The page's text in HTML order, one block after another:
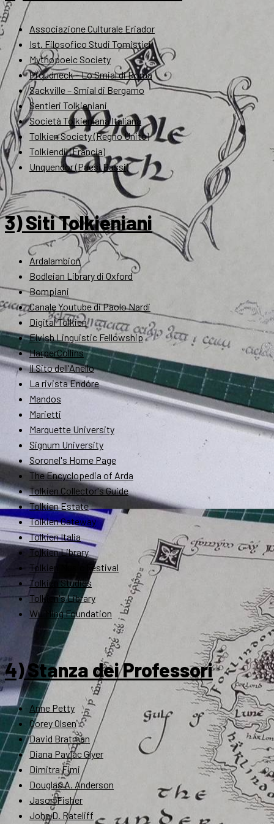
Associazione Culturale Eriador
Ist. Filosofico Studi Tomistici
Mythopoeic Society
Proudneck – Lo Smial di Roma
Sackville – Smial di Bergamo
Sentieri Tolkieniani
Società Tolkieniana Italiana
Tolkien Society (Regno Unito)
Tolkiendil (Francia)
Unquendor (Paesi Bassi)
3) Siti Tolkieniani
Ardalambion
Bodleian Library di Oxford
Bompiani
Canale Youtube di Paolo Nardi
Digital Tolkien
Elvish Linguistic Fellowship
HarperCollins
Il Sito dell'Anello
La rivista Endóre
Mandos
Marietti
Marquette University
Signum University
Soronel's Home Page
The Encyclopedia of Arda
Tolkien Collector's Guide
Tolkien Estate
Tolkien Gateway
Tolkien Italia
Tolkien Library
Tolkien Music Festival
Tolkien Studies
Tolkien's Library
Wu Ming Foundation
4) Stanza dei Professori
Anne Petty
Corey Olsen
David Bratman
Diana Pavlac Glyer
Dimitra Fimi
Douglas A. Anderson
Jason Fisher
John D. Rateliff